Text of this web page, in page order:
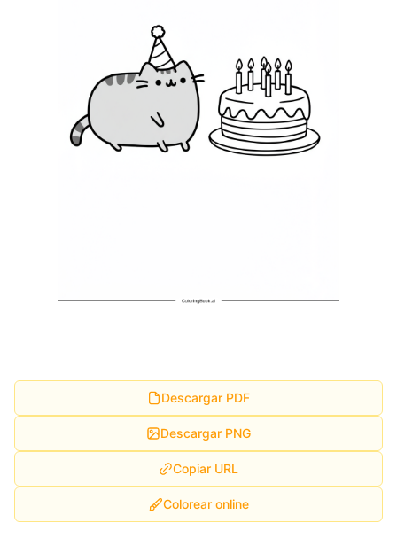
Descargar PDF
Descargar PNG
Copiar URL
Colorear online